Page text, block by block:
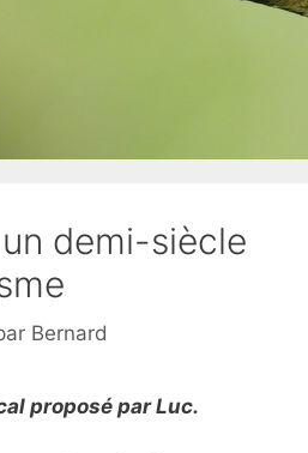
demi-siècle
Bernard
proposé par Luc.